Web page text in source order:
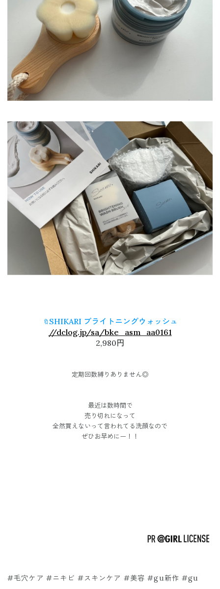
🔖 SHIKARI ブライトニングウォッシュ
//dclog.jp/sa/bke_asm_aa0161
2,980円
定期回数縛りありません◎
最近は数時間で
売り切れになって
全然買えないって言われてる洗顔なので
ぜひお早めにー！！
#毛穴ケア #ニキビ #スキンケア #美容 #gu新作 #gu